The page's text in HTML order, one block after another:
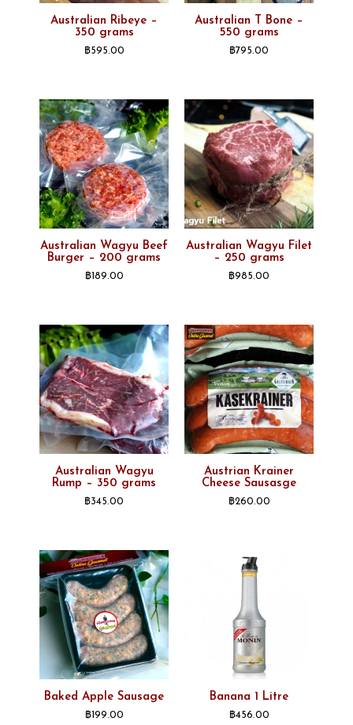
Australian Ribeye –
350 grams
฿595.00
Australian T Bone –
550 grams
฿795.00
Australian Wagyu Beef
Burger – 200 grams
฿189.00
Australian Wagyu Filet
– 250 grams
฿985.00
Australian Wagyu
Rump – 350 grams
฿345.00
Austrian Krainer
Cheese Sausasge
฿260.00
Baked Apple Sausage
฿199.00
Banana 1 Litre
฿456.00